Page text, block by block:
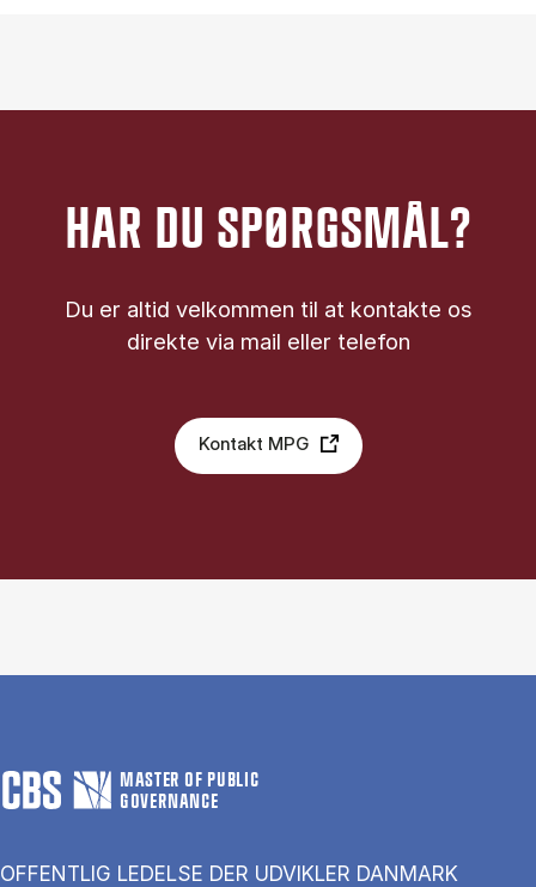
HAR DU SPØRGSMÅL?
Du er altid velkommen til at kontakte os
direkte via mail eller telefon
Kontakt MPG
MASTER OF PUBLIC
GOVERNANCE
OFFENTLIG LEDELSE DER UDVIKLER DANMARK